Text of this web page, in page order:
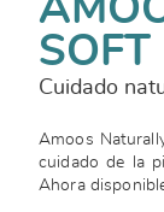
SOFT
Cuidado
Amoos
cuidado de la
Ahora